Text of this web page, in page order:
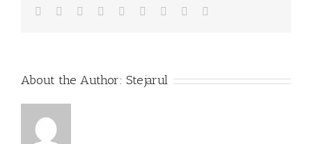
Facebook
TwitterLinkedin
Reddit TumblrGoogle+Pinterest
About the Author: Stejarul